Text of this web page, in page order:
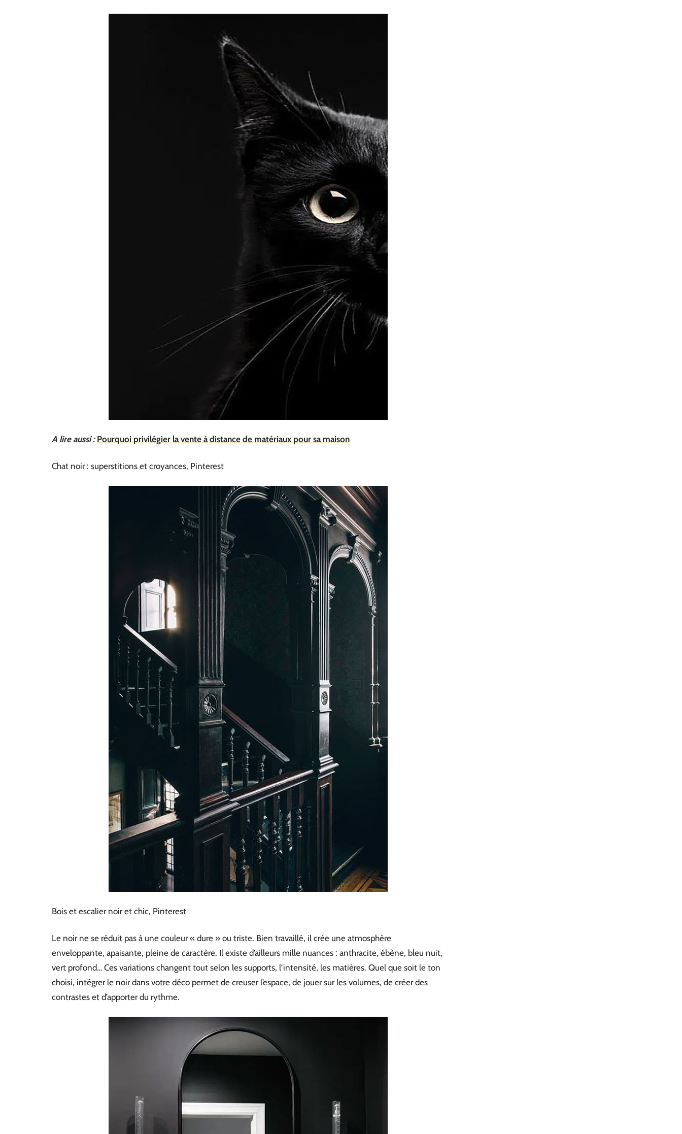
A lire aussi : Pourquoi privilégier la vente à distance de matériaux pour sa maison
Chat noir : superstitions et croyances, Pinterest
Bois et escalier noir et chic, Pinterest
Le noir ne se réduit pas à une couleur « dure » ou triste. Bien travaillé, il crée une atmosphère
enveloppante, apaisante, pleine de caractère. Il existe d’ailleurs mille nuances : anthracite, ébène, bleu nuit,
vert profond… Ces variations changent tout selon les supports, l’intensité, les matières. Quel que soit le ton
choisi, intégrer le noir dans votre déco permet de creuser l’espace, de jouer sur les volumes, de créer des
contrastes et d’apporter du rythme.